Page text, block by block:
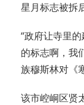
星月标志被拆
“政府让寺里
的标志啊，我
族穆斯林对《
该市崆峒区贤